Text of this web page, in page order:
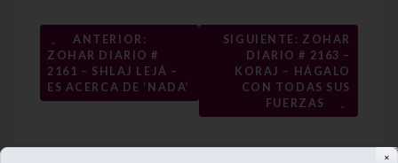
Navegación
de
entradas
←
ANTERIOR:
ZOHAR DIARIO #
2161 – SHLAJ LEJÁ –
ES ACERCA DE ‘NADA’
SIGUIENTE: ZOHAR
DIARIO # 2163 –
KORAJ – HÁGALO
CON TODAS SUS
FUERZAS
→
✕